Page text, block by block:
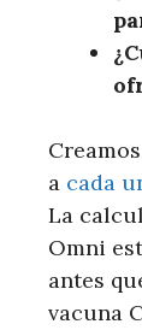
a cada
La
Omni
antes
vacuna